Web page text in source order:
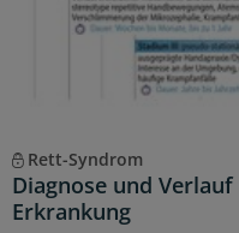
Rett-Syndrom
Diagnose und
Erkrankung